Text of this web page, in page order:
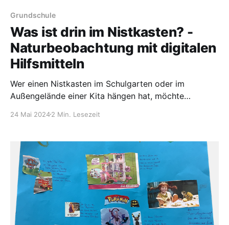
Grundschule
Was ist drin im Nistkasten? -
Naturbeobachtung mit digitalen
Hilfsmitteln
Wer einen Nistkasten im Schulgarten oder im
Außengelände einer Kita hängen hat, möchte
erforschen. Was machen die Vögel zu bestimmten
Nistkasten? Oft sind es Meisen, die übliche
Nistkästen annehmen. Aber was passiert drinnen im
gut geschützten Häuschen? Ist
24 Mai 20242 Min. Lesezeit